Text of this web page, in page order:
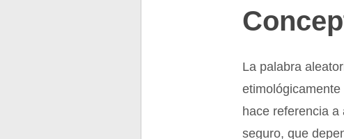
La palabra
etimológicamente
hace referencia
seguro, que